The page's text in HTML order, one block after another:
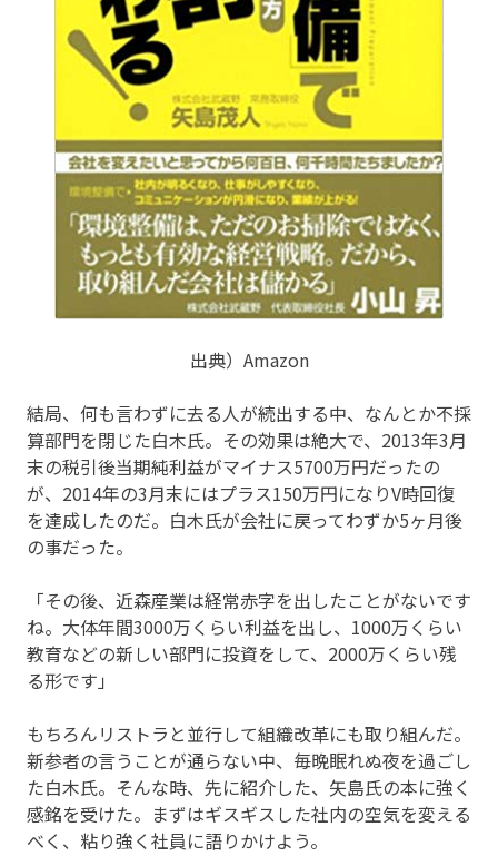
出典）Amazon
結局、何も言わずに去る人が続出する中、なんとか不採
算部門を閉じた白木氏。その効果は絶大で、2013年3月
末の税引後当期純利益がマイナス5700万円だったの
が、2014年の3月末にはプラス150万円になりV時回復
を達成したのだ。白木氏が会社に戻ってわずか5ヶ月後
の事だった。
「その後、近森産業は経常赤字を出したことがないです
ね。大体年間3000万くらい利益を出し、1000万くらい
教育などの新しい部門に投資をして、2000万くらい残
る形です」
もちろんリストラと並行して組織改革にも取り組んだ。
新参者の言うことが通らない中、毎晩眠れぬ夜を過ごし
た白木氏。そんな時、先に紹介した、矢島氏の本に強く
感銘を受けた。まずはギスギスした社内の空気を変える
べく、粘り強く社員に語りかけよう。